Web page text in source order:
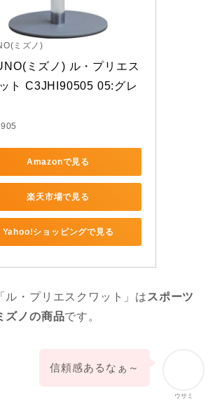
ミズノ)
ミズノ) ル・プリエス
ト C3JHI90505 05:グレ
Amazonで見る
楽天市場で見る
Yahoo!ショッピングで見る
ル・プリエスクワット」は スポーツ
ズノの商品です。
ウサミ
信頼感あるなぁ～